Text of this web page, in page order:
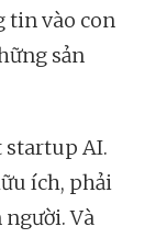
tin vào con
sản
startup AI.
ích, phải
người. Và